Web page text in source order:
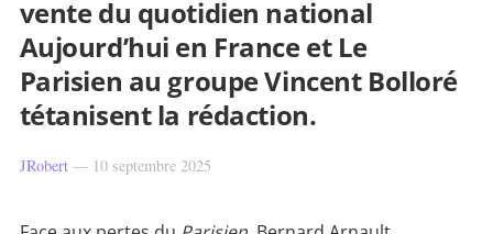
vente du quotidien national
Aujourd’hui en France et Le
Parisien au groupe Vincent Bolloré
tétanisent la rédaction.
JRobert— 10 septembre 2025